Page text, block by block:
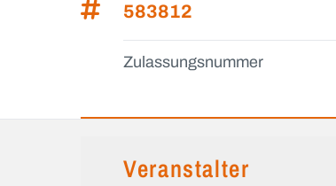
583812
Zulassungsnummer
Veranstalter